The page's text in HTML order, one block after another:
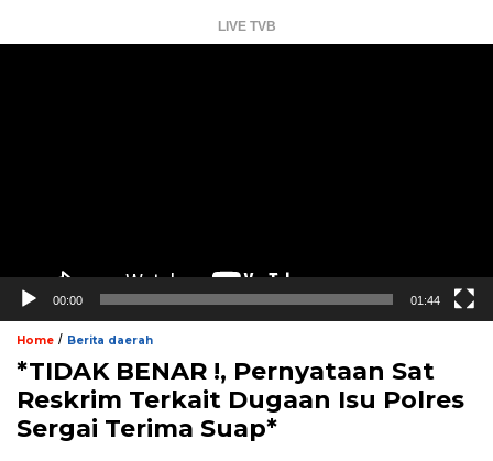
LIVE TVB
00:00 01:44
Home / Berita daerah
*TIDAK BENAR !, Pernyataan Sat
Reskrim Terkait Dugaan Isu Polres
Sergai Terima Suap*